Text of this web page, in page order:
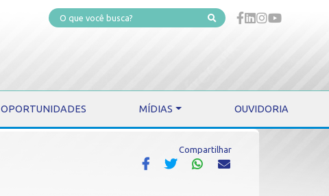
OPORTUNIDADES MÍDIAS OUVIDORIA
Compartilhar